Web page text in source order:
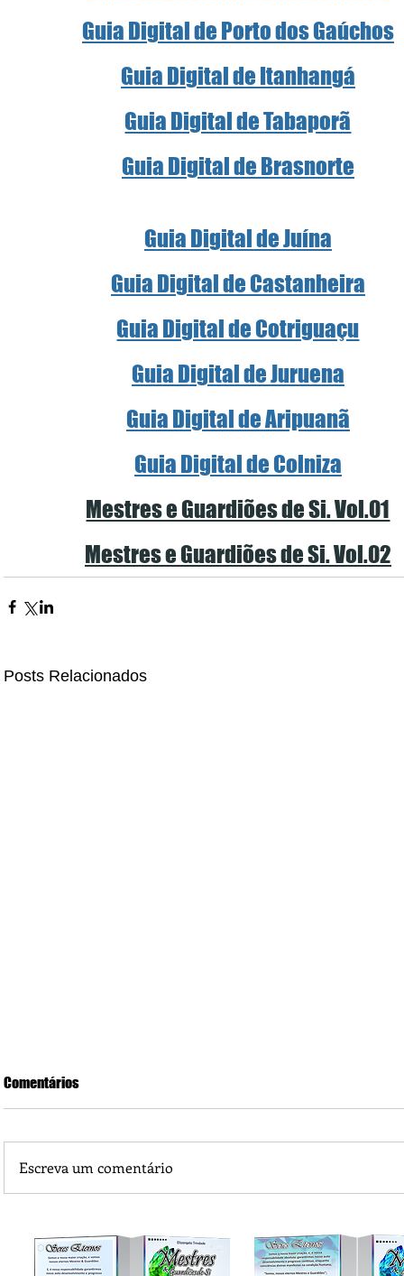
Guia Digital de Porto dos Gaúchos
Guia Digital de Itanhangá
Guia Digital de Tabaporã
Guia Digital de Brasnorte
Guia Digital de Juína
Guia Digital de Castanheira
Guia Digital de Cotriguaçu
Guia Digital de Juruena
Guia Digital de Aripuanã
Guia Digital de Colniza
Mestres e Guardiões de Si. Vol.01
Mestres e Guardiões de Si. Vol.02
Posts Relacionados
Comentários
Escreva um comentário